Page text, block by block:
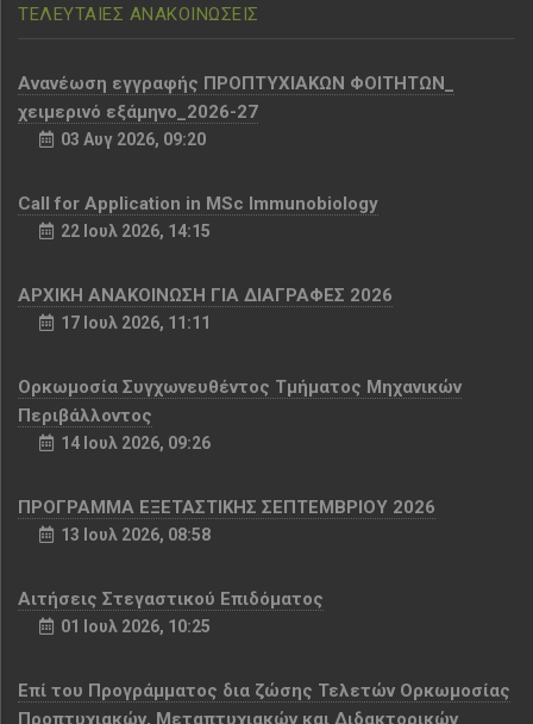
ΤΕΛΕΥΤΑΙΕΣ ΑΝΑΚΟΙΝΩΣΕΙΣ
Aνανέωση εγγραφής ΠΡΟΠΤΥΧΙΑΚΩΝ ΦΟΙΤΗΤΩΝ_
χειμερινό εξάμηνο_2026-27
03 Αυγ 2026, 09:20
Call for Application in MSc Immunobiology
22 Ιουλ 2026, 14:15
ΑΡΧΙΚΗ ΑΝΑΚΟΙΝΩΣΗ ΓΙΑ ΔΙΑΓΡΑΦΕΣ 2026
17 Ιουλ 2026, 11:11
Ορκωμοσία Συγχωνευθέντος Τμήματος Μηχανικών
Περιβάλλοντος
14 Ιουλ 2026, 09:26
ΠΡΟΓΡΑΜΜΑ ΕΞΕΤΑΣΤΙΚΗΣ ΣΕΠΤΕΜΒΡΙΟΥ 2026
13 Ιουλ 2026, 08:58
Αιτήσεις Στεγαστικού Επιδόματος
01 Ιουλ 2026, 10:25
Επί του Προγράμματος δια ζώσης Τελετών Ορκωμοσίας
Προπτυχιακών, Μεταπτυχιακών και Διδακτορικών